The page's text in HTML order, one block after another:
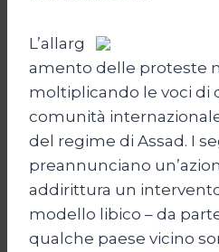
L’allarg
amento delle proteste
moltiplicando le voci di
comunità
del regime di Assad. I
preannunciano
addirittura un
modello libico – da
qualche paese vicino